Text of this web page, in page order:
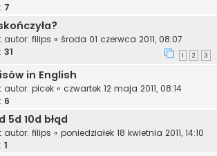
7
autor: filips « środa 01 czerwca 2011, 08:07
31 1 2 3
in English
autor: picek « czwartek 12 maja 2011, 08:14
6
5d 10d błąd
autor: filips « poniedziałek 18 kwietnia 2011, 14:10
1